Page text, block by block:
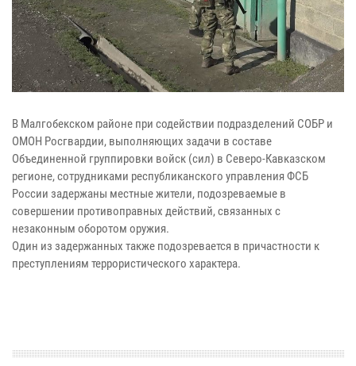
В Малгобекском районе при содействии подразделений СОБР и
ОМОН Росгвардии, выполняющих задачи в составе
Объединенной группировки войск (сил) в Северо-Кавказском
регионе, сотрудниками республиканского управления ФСБ
России задержаны местные жители, подозреваемые в
совершении противоправных действий, связанных с
незаконным оборотом оружия.
Один из задержанных также подозревается в причастности к
преступлениям террористического характера.